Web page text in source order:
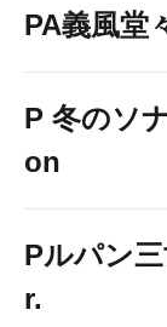
PA義風堂
P 冬のソ
on
Pルパン
r.